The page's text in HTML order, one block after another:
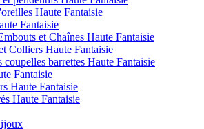
Haute Fantaisie
Fantaisie
et Chaînes Haute Fantaisie
Colliers Haute Fantaisie
coupelles barrettes Haute Fantaisie
Fantaisie
Haute Fantaisie
Haute Fantaisie